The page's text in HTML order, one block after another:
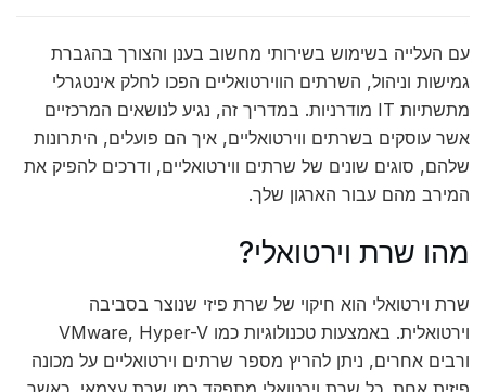
עם העלייה בשימוש בשירותי מחשוב בענן והצורך בהגברת
גמישות וניהול, השרתים הווירטואליים הפכו לחלק אינטגרלי
מתשתיות IT מודרניות. במדריך זה, נגיע לנושאים המרכזיים
אשר עוסקים בשרתים ווירטואליים, איך הם פועלים, היתרונות
שלהם, סוגים שונים של שרתים ווירטואליים, ודרכים להפיק את
המירב מהם עבור הארגון שלך.
מהו שרת וירטואלי?
שרת וירטואלי הוא חיקוי של שרת פיזי שנוצר בסביבה
וירטואלית. באמצעות טכנולוגיות כמו VMware, Hyper-V
ורבים אחרים, ניתן להריץ מספר שרתים וירטואליים על מכונה